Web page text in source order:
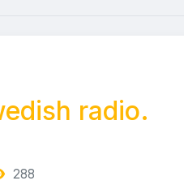
radio.
288